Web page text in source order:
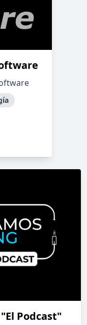
Podcast"